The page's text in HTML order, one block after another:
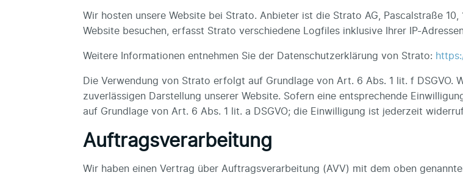
Wir hosten unsere Website bei Strato. Anbieter ist die Strato AG, Pascalstraße 10,
Website besuchen, erfasst Strato verschiedene Logfiles inklusive Ihrer IP-
Weitere Informationen entnehmen Sie der Datenschutzerklärung von Strato:
Die Verwendung von Strato erfolgt auf Grundlage von Art. 6 Abs. 1 lit. f DSGVO.
zuverlässigen Darstellung unserer Website. Sofern eine entsprechende
auf Grundlage von Art. 6 Abs. 1 lit. a DSGVO; die Einwilligung ist jederzeit
Auftragsverarbeitung
Wir haben einen Vertrag über Auftragsverarbeitung (AVV) mit dem oben